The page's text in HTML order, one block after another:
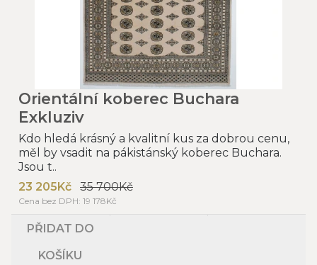
Orientální koberec Buchara
Exkluziv
Kdo hledá krásný a kvalitní kus za dobrou cenu,
měl by vsadit na pákistánský koberec Buchara.
Jsou t..
23 205Kč
35 700Kč
Cena bez DPH: 19 178Kč
PŘIDAT DO
KOŠÍKU